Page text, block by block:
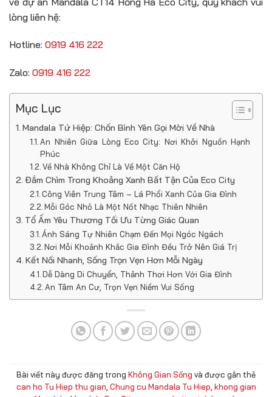
lòng liên hệ:
Hotline: 0919 416 222
Zalo: 0919 416 222
Mục Lục
Mandala Tứ Hiệp: Chốn Bình Yên Gọi Mời Về Nhà
An Nhiên Giữa Lòng Eco City: Nơi Khởi Nguồn Hạnh
Phúc
Về Nhà Không Chỉ Là Về Một Căn Hộ
Đắm Chìm Trong Khoảng Xanh Bất Tận Của Eco City
Công Viên Trung Tâm – Lá Phổi Xanh Của Gia Đình
Mỗi Góc Nhỏ Là Một Nốt Nhạc Thiên Nhiên
Tổ Ấm Yêu Thương Tối Ưu Từng Giác Quan
Ánh Sáng Tự Nhiên Chạm Đến Mọi Ngóc Ngách
Nơi Mỗi Khoảnh Khắc Gia Đình Đều Trở Nên Giá Trị
Kết Nối Nhanh, Sống Trọn Vẹn Hơn Mỗi Ngày
Dễ Dàng Di Chuyển, Thảnh Thơi Hơn Với Gia Đình
An Tâm An Cư, Trọn Vẹn Niềm Vui Sống
Bài viết này được đăng trong Không Gian Sống và được gắn thẻ
can ho Tu Hiep thu gian Chung cu Mandala Tu Hiep khong gian